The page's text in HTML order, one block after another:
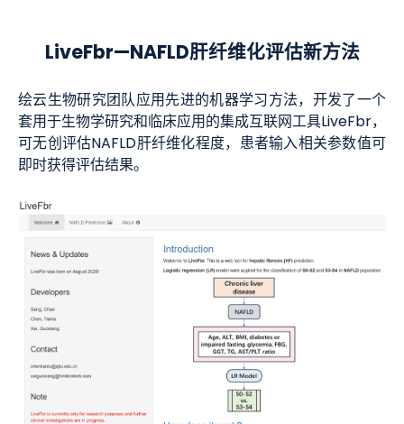
LiveFbr—NAFLD肝纤维化评估新方法
绘云生物研究团队应用先进的机器学习方法，开发了一个
套用于生物学研究和临床应用的集成互联网工具LiveFbr，
可无创评估NAFLD肝纤维化程度，患者输入相关参数值可
即时获得评估结果。